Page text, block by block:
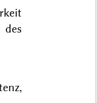
des